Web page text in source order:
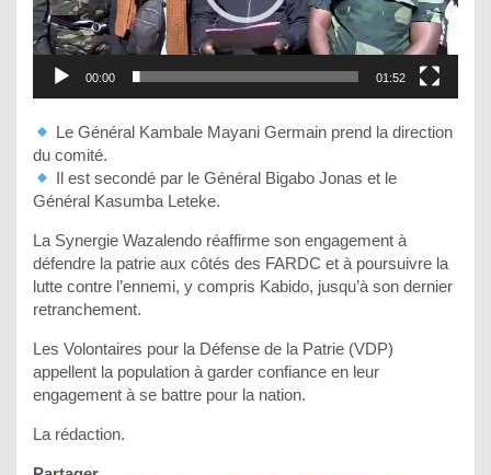
00:00 01:52
Le Général Kambale Mayani Germain prend la direction
du comité.
Il est secondé par le Général Bigabo Jonas et le
Général Kasumba Leteke.
La Synergie Wazalendo réaffirme son engagement à
défendre la patrie aux côtés des FARDC et à poursuivre la
lutte contre l’ennemi, y compris Kabido, jusqu’à son dernier
retranchement.
Les Volontaires pour la Défense de la Patrie (VDP)
appellent la population à garder confiance en leur
engagement à se battre pour la nation.
La rédaction.